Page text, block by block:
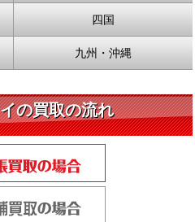
四国
九州・沖縄